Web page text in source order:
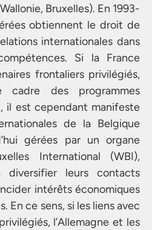
Bruxelles). En 1993-
obtiennent le droit de
internationales dans
Si la France
frontaliers privilégiés,
cadre des programmes
il est cependant manifeste
de la Belgique
gérées par un organe
International (WBI),
leurs contacts
intérêts économiques
En ce sens, si les liens avec
l’Allemagne et les